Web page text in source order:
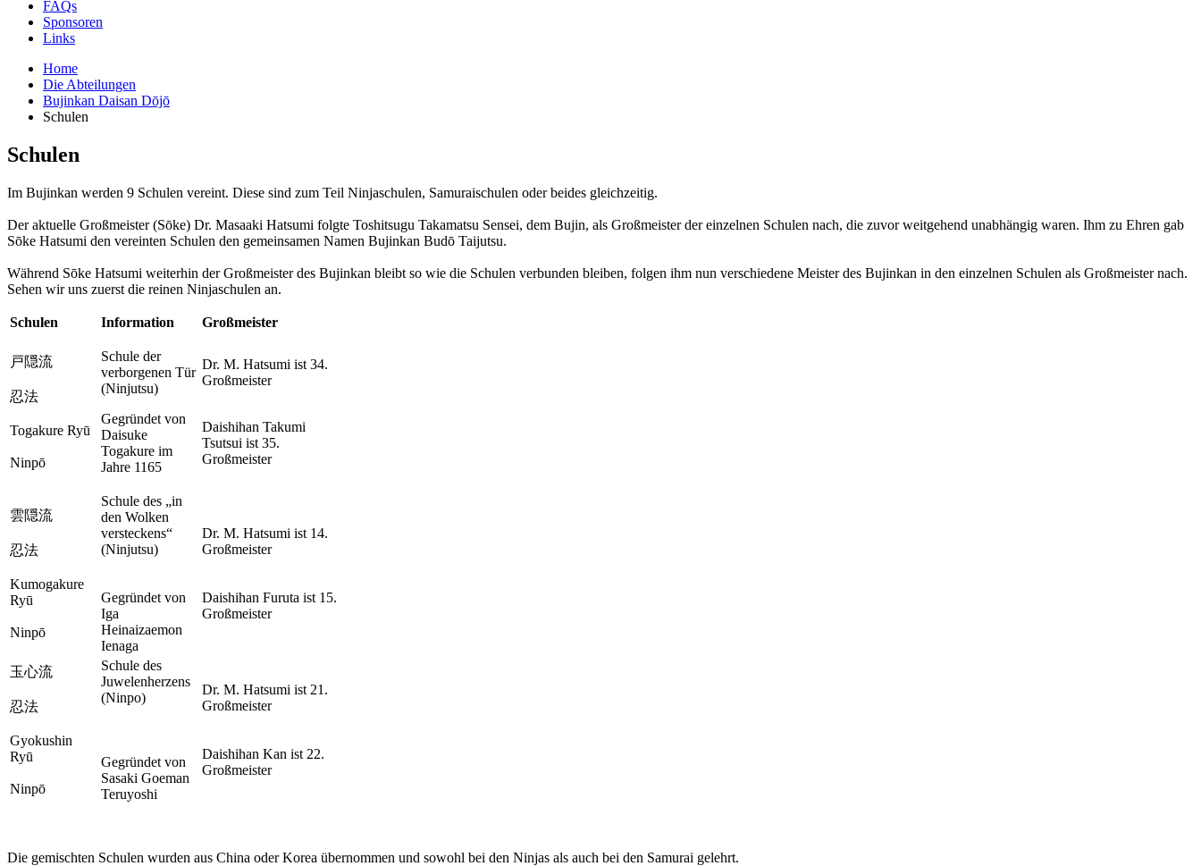
FAQs
Sponsoren
Links
Home
Die Abteilungen
Bujinkan Daisan Dōjō
Schulen
Schulen
Im Bujinkan werden 9 Schulen vereint. Diese sind zum Teil Ninjaschulen, Samuraischulen oder beides gleichzeitig.
Der aktuelle Großmeister (Sōke) Dr. Masaaki Hatsumi folgte Toshitsugu Takamatsu Sensei, dem Bujin, als Großmeister der einzelnen Schulen nach, die zuvor weitgehend unabhängig waren. Ihm zu Ehren gab
Sōke Hatsumi den vereinten Schulen den gemeinsamen Namen Bujinkan Budō Taijutsu.
Während Sōke Hatsumi weiterhin der Großmeister des Bujinkan bleibt so wie die Schulen verbunden bleiben, folgen ihm nun verschiedene Meister des Bujinkan in den einzelnen Schulen als Großmeister nach.
Sehen wir uns zuerst die reinen Ninjaschulen an.
Schulen Information Großmeister
戸隠流
忍法
Togakure Ryū
Ninpō
Schule der
verborgenen Tür
(Ninjutsu)
Gegründet von
Daisuke
Togakure im
Jahre 1165
Dr. M. Hatsumi ist 34.
Großmeister
Daishihan Takumi
Tsutsui ist 35.
Großmeister
雲隠流
忍法
Kumogakure
Ryū
Ninpō
Schule des „in
den Wolken
versteckens“
(Ninjutsu)
Gegründet von
Iga
Heinaizaemon
Ienaga
Dr. M. Hatsumi ist 14.
Großmeister
Daishihan Furuta ist 15.
Großmeister
玉心流
忍法
Gyokushin
Ryū
Ninpō
Schule des
Juwelenherzens
(Ninpo)
Gegründet von
Sasaki Goeman
Teruyoshi
Dr. M. Hatsumi ist 21.
Großmeister
Daishihan Kan ist 22.
Großmeister
Die gemischten Schulen wurden aus China oder Korea übernommen und sowohl bei den Ninjas als auch bei den Samurai gelehrt.